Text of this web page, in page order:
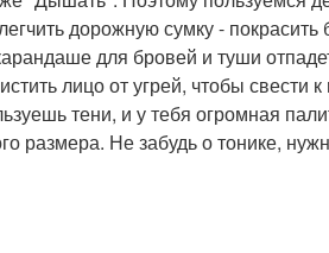
дорожную сумку - покрасить
для бровей и туши
лицо от угрей, чтобы свести
тени, и у тебя огромная
размера. Не забудь о тонике,